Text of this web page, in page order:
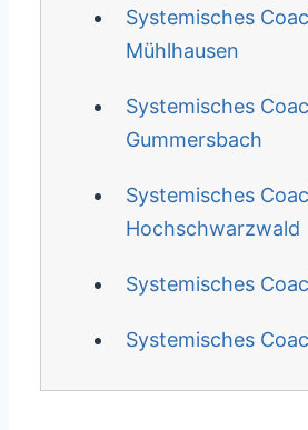
Systemisches
Mühlhausen
Systemisches
Gummersbach
Systemisches
Hochschwarzwald
Systemisches
Systemisches